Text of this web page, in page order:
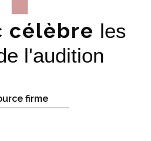
célèbre les
l'audition
firme